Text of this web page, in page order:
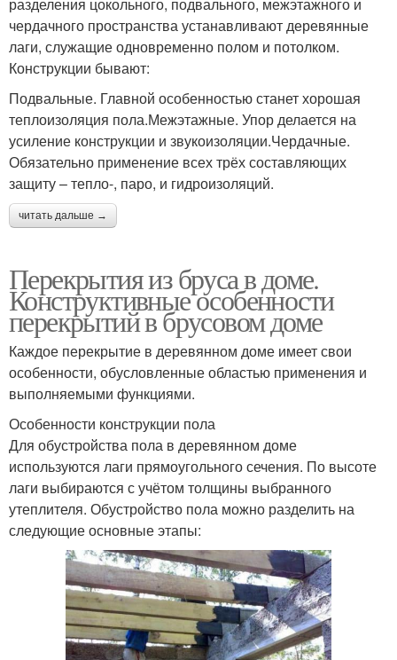
разделения цокольного, подвального, межэтажного и
чердачного пространства устанавливают деревянные
лаги, служащие одновременно полом и потолком.
Конструкции бывают:
Подвальные. Главной особенностью станет хорошая
теплоизоляция пола.Межэтажные. Упор делается на
усиление конструкции и звукоизоляции.Чердачные.
Обязательно применение всех трёх составляющих
защиту – тепло-, паро, и гидроизоляций.
читать дальше →
Перекрытия из бруса в доме.
Конструктивные особенности
перекрытий в брусовом доме
Каждое перекрытие в деревянном доме имеет свои
особенности, обусловленные областью применения и
выполняемыми функциями.
Особенности конструкции пола
Для обустройства пола в деревянном доме
используются лаги прямоугольного сечения. По высоте
лаги выбираются с учётом толщины выбранного
утеплителя. Обустройство пола можно разделить на
следующие основные этапы: